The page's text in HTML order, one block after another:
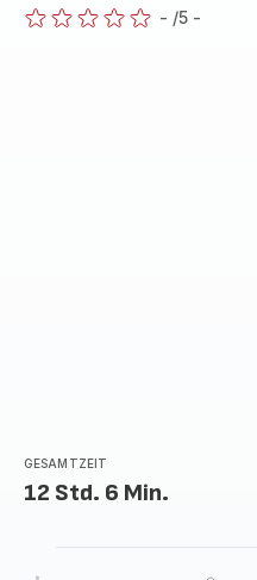
- /5 -
GESAMTZEIT
12 Std. 6 Min.